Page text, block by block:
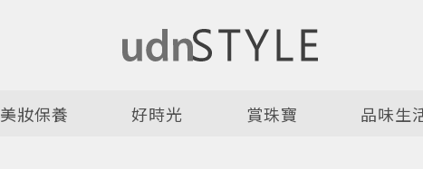
美妝保養 好時光 賞珠寶 品味生